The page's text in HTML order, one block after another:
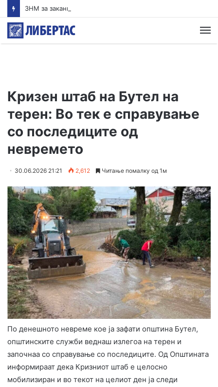
Кризен штаб на Бутел на
терен: Во тек е справување
со последиците од
невремето
30.06.2026 21:21 2,612 Читање помалку од 1м
По денешното невреме кое ја зафати општина Бутел,
општинските служби веднаш излегоа на терен и
започнаа со справување со последиците. Од Општината
информираат дека Кризниот штаб е целосно
мобилизиран и во текот на целиот ден ја следи